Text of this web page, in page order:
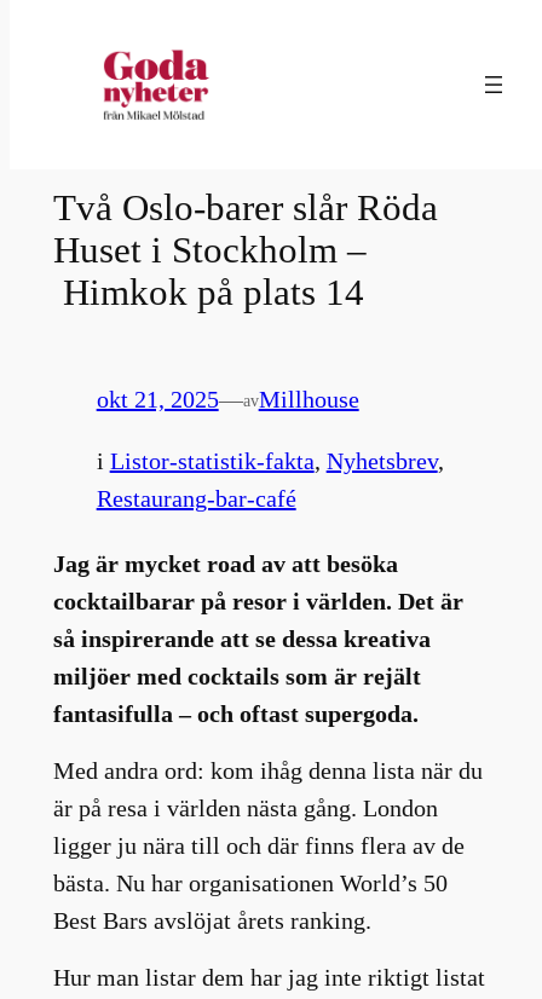
Två Oslo-barer slår Röda
Huset i Stockholm –
Himkok på plats 14
okt 21, 2025—avMillhouse
i Listor-statistik-fakta, Nyhetsbrev
Restaurang-bar-café
Jag är mycket road av att besöka
cocktailbarar på resor i världen. Det är
så inspirerande att se dessa kreativa
miljöer med cocktails som är rejält
fantasifulla – och oftast supergoda.
Med andra ord: kom ihåg denna lista när du
är på resa i världen nästa gång. London
ligger ju nära till och där finns flera av de
bästa. Nu har organisationen World’s 50
Best Bars avslöjat årets ranking.
Hur man listar dem har jag inte riktigt listat